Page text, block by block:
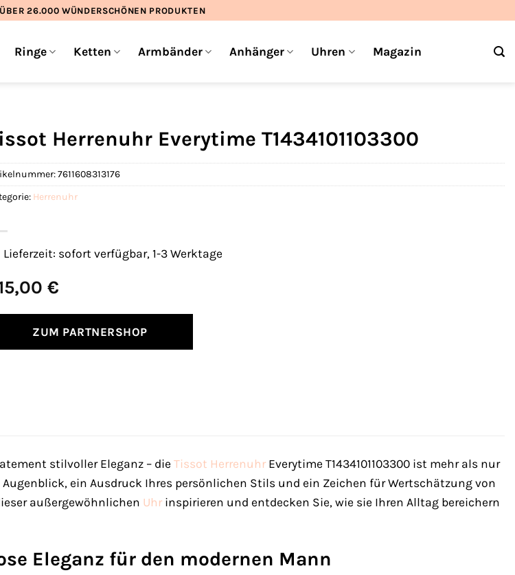
26.000 WÜNDERSCHÖNEN PRODUKTEN
Ringe Ketten Armbänder Anhänger Uhren Magazin
Herrenuhr Everytime T1434101103300
€
Lieferzeit: sofort verfügbar, 1-3 Werktage
ZUM PARTNERSHOP
7611608313176
Herrenuhr
stilvoller Eleganz – die Tissot Herrenuhr Everytime T1434101103300 ist mehr als nur
ein Ausdruck Ihres persönlichen Stils und ein Zeichen für Wertschätzung von
außergewöhnlichen Uhr inspirieren und entdecken Sie, wie sie Ihren Alltag bereichern
Eleganz für den modernen Mann